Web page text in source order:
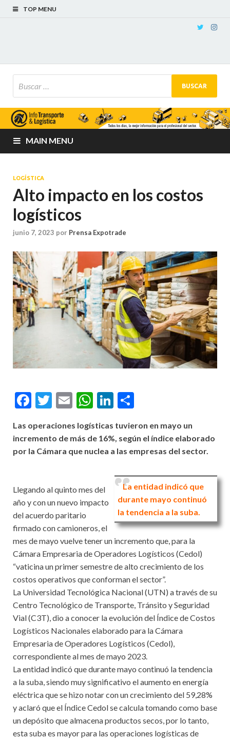
TOP MENU
MAIN MENU
LOGÍSTICA
Alto impacto en los costos
logísticos
junio 7, 2023 por Prensa Expotrade
Facebook
Twitter
EmailWhatsApp
LinkedIn
Las operaciones logísticas tuvieron en mayo un
incremento de más de 16%, según el índice elaborado
por la Cámara que nuclea a las empresas del sector.
La entidad indicó que
durante mayo continuó
la tendencia a la suba.
Llegando al quinto mes del
año y con un nuevo impacto
del acuerdo paritario
firmado con camioneros, el
mes de mayo vuelve tener un incremento que, para la
Cámara Empresaria de Operadores Logísticos (Cedol)
“vaticina un primer semestre de alto crecimiento de los
costos operativos que conforman el sector”.
La Universidad Tecnológica Nacional (UTN) a través de su
Centro Tecnológico de Transporte, Tránsito y Seguridad
Vial (C3T), dio a conocer la evolución del Índice de Costos
Logísticos Nacionales elaborado para la Cámara
Empresaria de Operadores Logísticos (Cedol),
correspondiente al mes de mayo 2023.
La entidad indicó que durante mayo continuó la tendencia
a la suba, siendo muy significativo el aumento en energía
eléctrica que se hizo notar con un crecimiento del 59,28%
y aclaró que el Índice Cedol se calcula tomando como base
un depósito que almacena productos secos, por lo tanto,
esta suba es mayor para las operaciones logísticas de